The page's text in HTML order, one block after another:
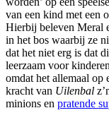
van een kind met een
Hierbij beleven Meral
in het bos waarbij ze
dat het niet erg is dat
leerzaam voor
omdat het allemaal op
kracht van Uilenbal
minions en pratende